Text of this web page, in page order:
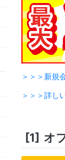
＞＞＞新規
＞＞＞詳し
[1] オ